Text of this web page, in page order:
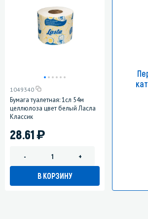
1049340
Бумага туалетная: 1сл 54м
целлюлоза цвет белый Ласла
Классик
28.61)
- +
В КОРЗИНУ